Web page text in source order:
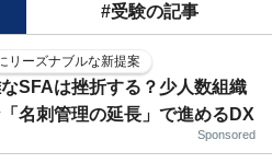
#受験の記事
リーズナブルな新提案
SFAは挫折する？少人数組織
名刺管理の延長」で進めるDX
Sponsored